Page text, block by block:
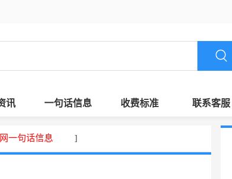
讯 一句话信息 收费标准 联系客服
一句话信息 ]